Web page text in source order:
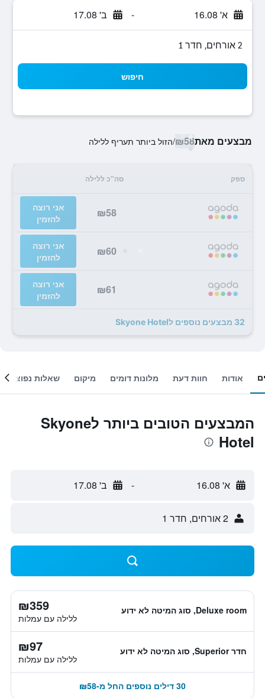
א' 16.08 - ב' 17.08
2 אורחים, חדר 1
חיפוש
מבצעים מאת₪58
/הזול ביותר תעריף ללילה
ספק סה"כ ללילה
₪58
אני רוצה
להזמין
₪60
אני רוצה
להזמין
₪61
אני רוצה
להזמין
32 מבצעים נוספים לSkyone Hotel
אודות חוות דעת מלונות דומים מיקום שאלות נפוצות
המבצעים הטובים ביותר לSkyone
Hotel
א' 16.08 - ב' 17.08
2 אורחים, חדר 1
Deluxe room, סוג המיטה לא ידוע ₪359
ללילה עם עמלות
חדר Superior, סוג המיטה לא ידוע ₪97
ללילה עם עמלות
30 דילים נוספים החל מ-₪58